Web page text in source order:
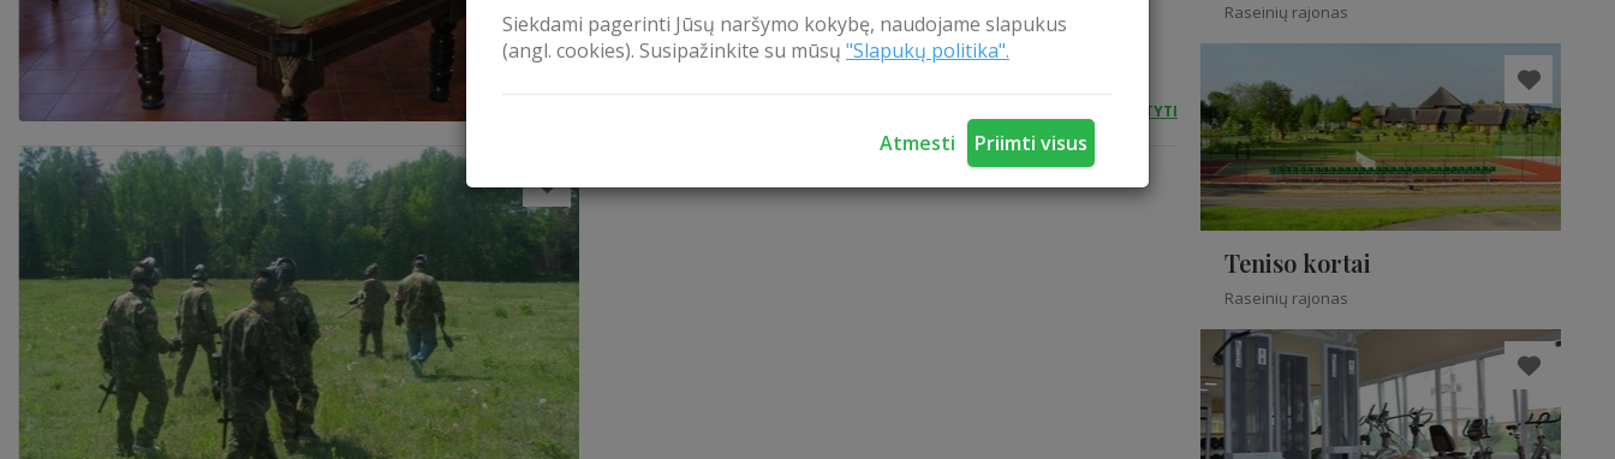
Siekdami pagerinti Jūsų naršymo kokybę, naudojame slapukus
(angl. cookies). Susipažinkite su mūsų "Slapukų politika".
Atmesti Priimti visus
SKAITYTI
Raseinių rajonas
Teniso kortai
Raseinių rajonas